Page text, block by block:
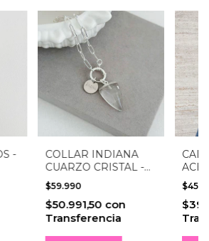
-
COLLAR INDIANA
CUARZO CRISTAL -
ACERO BLANCO
$59.990
$50.991,50 con
Transferencia